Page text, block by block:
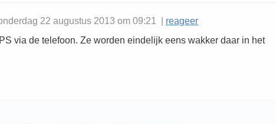
22 augustus 2013 om 09:21 | reageer
via de telefoon. Ze worden eindelijk eens wakker daar in het